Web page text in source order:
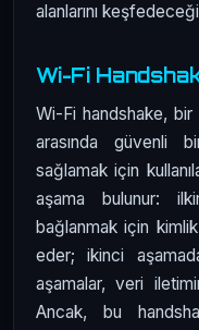
alanlarını
Wi-Fi
Wi-Fi handshake,
arasında güvenli
sağlamak için
aşama bulunur:
bağlanmak için
eder; ikinci
aşamalar, veri
Ancak, bu